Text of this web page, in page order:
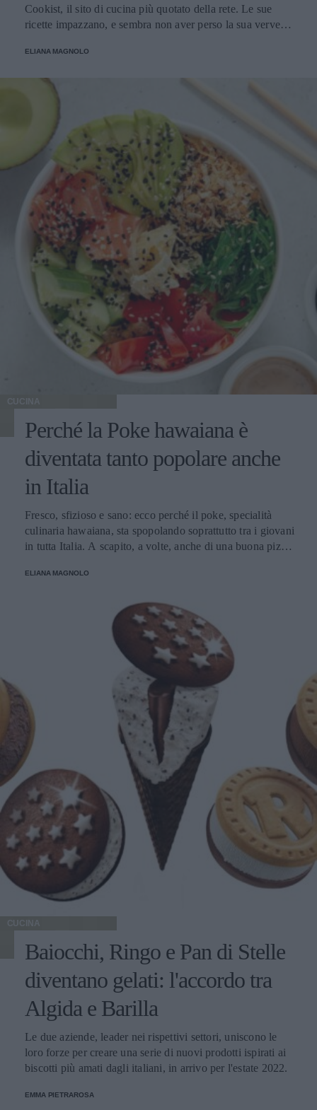
Cookist, il sito di cucina più quotato della rete. Le sue
ricette impazzano, e sembra non aver perso la sua verve
veramente stupendo.
ELIANA MAGNOLO
CUCINA
Perché la Poke hawaiana è
diventata tanto popolare anche
in Italia
Fresco, sfizioso e sano: ecco perché il poke, specialità
culinaria hawaiana, sta spopolando soprattutto tra i giovani
in tutta Italia. A scapito, a volte, anche di una buona pizza.
ELIANA MAGNOLO
CUCINA
Baiocchi, Ringo e Pan di Stelle
diventano gelati: l'accordo tra
Algida e Barilla
Le due aziende, leader nei rispettivi settori, uniscono le
loro forze per creare una serie di nuovi prodotti ispirati ai
biscotti più amati dagli italiani, in arrivo per l'estate 2022.
EMMA PIETRAROSA